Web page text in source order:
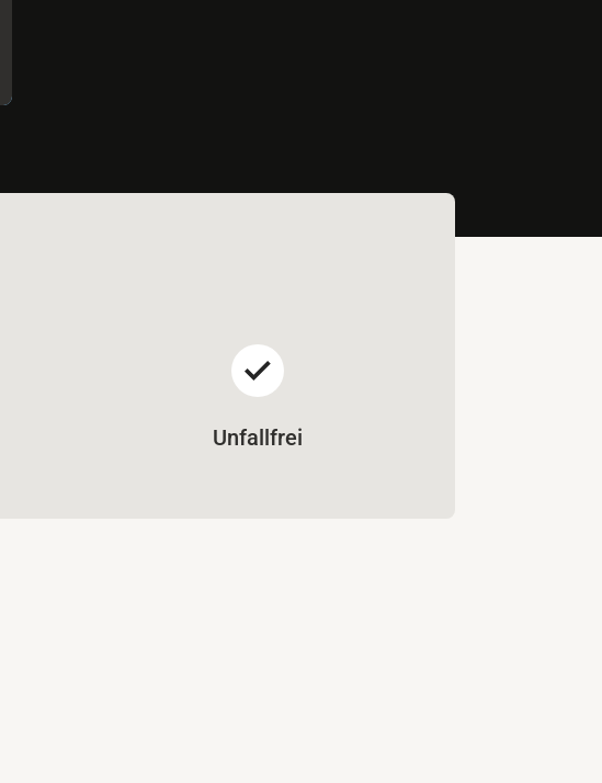
Unfallfrei